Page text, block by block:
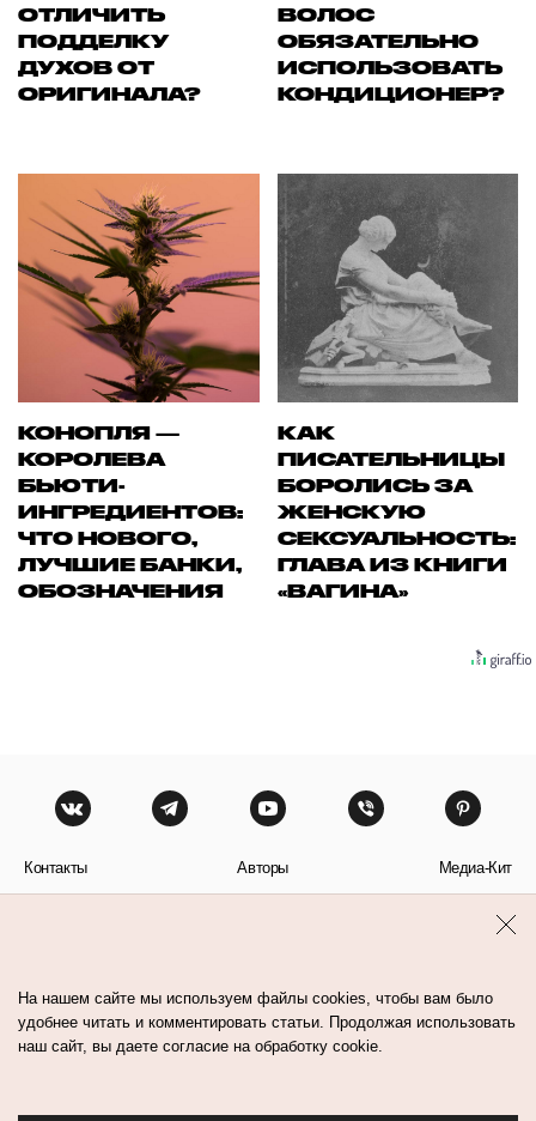
ОТЛИЧИТЬ
ПОДДЕЛКУ
ДУХОВ ОТ
ОРИГИНАЛА?
ВОЛОС
ОБЯЗАТЕЛЬНО
ИСПОЛЬЗОВАТЬ
КОНДИЦИОНЕР?
КОНОПЛЯ —
КОРОЛЕВА
БЬЮТИ-
ИНГРЕДИЕНТОВ:
ЧТО НОВОГО,
ЛУЧШИЕ БАНКИ,
ОБОЗНАЧЕНИЯ
КАК
ПИСАТЕЛЬНИЦЫ
БОРОЛИСЬ ЗА
ЖЕНСКУЮ
СЕКСУАЛЬНОСТЬ:
ГЛАВА ИЗ КНИГИ
«ВАГИНА»
Контакты Авторы Медиа-Кит
На нашем сайте мы используем файлы cookies, чтобы вам было
удобнее читать и комментировать статьи. Продолжая использовать
наш сайт, вы даете согласие на обработку cookie.